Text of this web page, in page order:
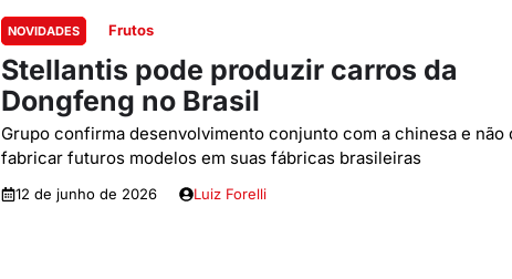
NOVIDADES Frutos
Stellantis pode produzir carros da
Dongfeng no Brasil
Grupo confirma desenvolvimento conjunto com a chinesa e não
fabricar futuros modelos em suas fábricas brasileiras
12 de junho de 2026 Luiz Forelli